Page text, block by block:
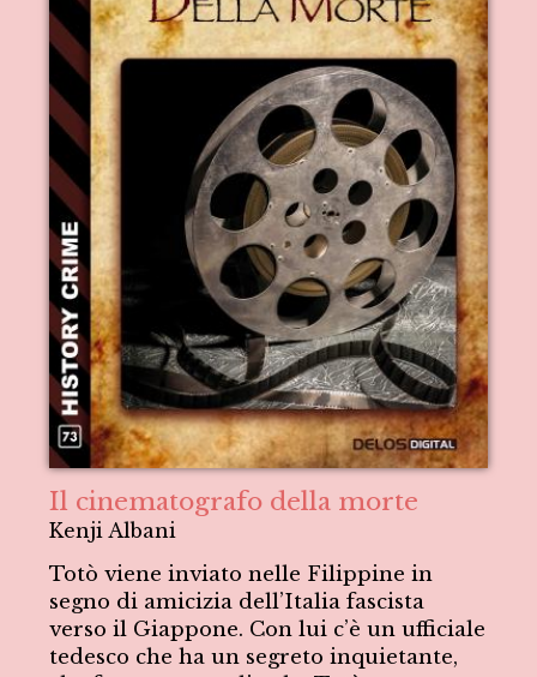
Il cinematografo della morte
Kenji Albani
Totò viene inviato nelle Filippine in
segno di amicizia dell’Italia fascista
verso il Giappone. Con lui c’è un ufficiale
tedesco che ha un segreto inquietante,